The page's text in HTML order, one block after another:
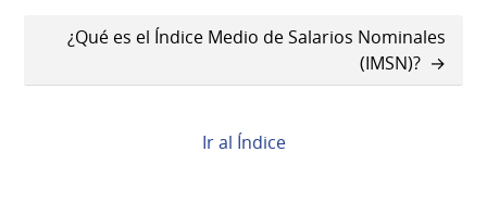
Book
para
¿Qué es el Índice Medio de Salarios Nominales
(IMSN)?
Ir al Índice